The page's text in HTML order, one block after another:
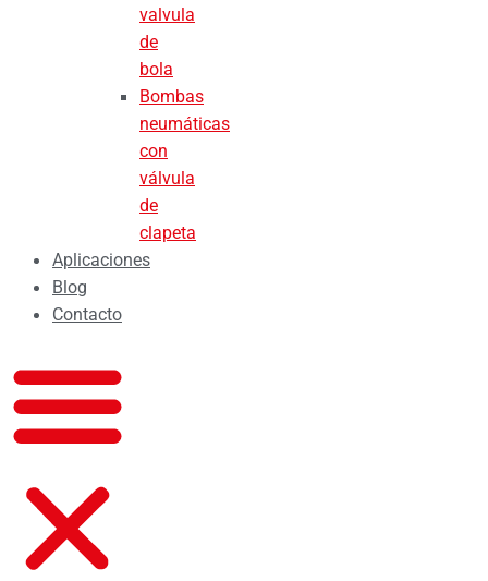
valvula
de
bola
Bombas
neumáticas
con
válvula
de
clapeta
Aplicaciones
Blog
Contacto